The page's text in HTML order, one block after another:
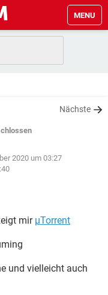
MENU
Nächste
2020 um 03:27
mir µTorrent
und vielleicht auch